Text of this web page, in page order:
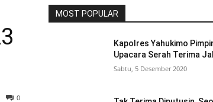
0
MOST POPULAR
Kapolres Yahukimo
Upacara Serah Terima
Sabtu, 5 Desember 2020